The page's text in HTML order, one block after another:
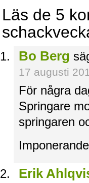
Läs de 5
Bo Berg
17 augusti
För några
Springare
springaren
Erik